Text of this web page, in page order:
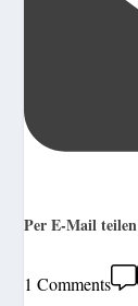
Per E-Mail teilen
1 Comments